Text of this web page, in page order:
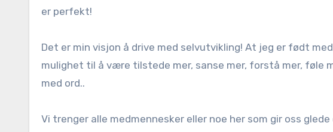
er perfekt!
Det er min visjon å drive med selvutvikling! At jeg er født
mulighet til å være tilstede mer, sanse mer, forstå mer, føle
med ord..
Vi trenger alle medmennesker eller noe her som gir oss